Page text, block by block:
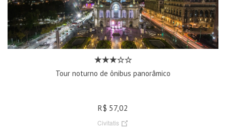
Tour noturno de ônibus panorâmico
R$ 57,02
Civitatis